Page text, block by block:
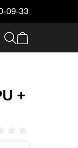
09-33
+